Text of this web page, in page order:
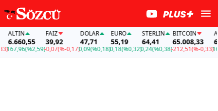
(%2,59)
FAİZ
39,92
-0,07(%-0,17)
DOLAR
47,71
0,09(%0,18)
EURO
55,19
0,18(%0,32)
STERLIN
64,41
0,24(%0,38)
BITCOIN
65.008,33
-212,51(%-0,33)